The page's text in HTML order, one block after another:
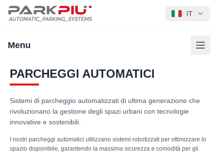
IT
Menu
PARCHEGGI AUTOMATICI
Sistemi di parcheggio automatizzati di ultima generazione che
rivoluzionano la gestione degli spazi urbani con tecnologie
innovative e sostenibili.
I nostri parcheggi automatici utilizzano sistemi robotizzati per ottimizzare lo
spazio disponibile, garantendo la massima sicurezza e comodità per gli